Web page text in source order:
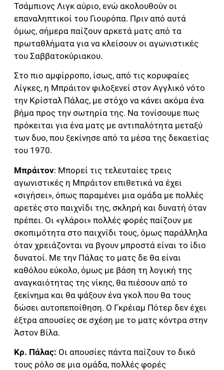
Τσάμπιονς Λιγκ αύριο, ενώ ακολουθούν οι
επαναληπτικοί του Γιουρόπα. Πριν από αυτά
όμως, σήμερα παίζουν αρκετά ματς από τα
πρωταθλήματα για να κλείσουν οι αγωνιστικές
του Σαββατοκύριακου.
Στο πιο αμφίρροπο, ίσως, από τις κορυφαίες
Λίγκες, η Μπράιτον φιλοξενεί στον Αγγλικό νότο
την Κρίσταλ Πάλας, με στόχο να κάνει ακόμα ένα
βήμα προς την σωτηρία της. Να τονίσουμε πως
πρόκειται για ένα ματς με αντιπαλότητα μεταξύ
των δυο, που ξεκίνησε από τα μέσα της δεκαετίας
του 1970.
Μπράιτον: Μπορεί τις τελευταίες τρεις
αγωνιστικές η Μπράιτον επιθετικά να έχει
«σιγήσει», όπως παραμένει μια ομάδα με πολλές
αρετές στο παιχνίδι της, σκληρή και δυνατή όταν
πρέπει. Οι «γλάροι» πολλές φορές παίζουν με
σκοπιμότητα στο παιχνίδι τους, όμως παράλληλα
όταν χρειάζονται να βγουν μπροστά είναι το ίδιο
δυνατοί. Με την Πάλας το ματς δε θα είναι
καθόλου εύκολο, όμως με βάση τη λογική της
αναγκαιότητας της νίκης, θα πιέσουν από το
ξεκίνημα και θα ψάξουν ένα γκολ που θα τους
δώσει αυτοπεποίθηση. Ο Γκρέιαμ Πότερ δεν έχει
έξτρα απουσίες σε σχέση με το ματς κόντρα στην
Άστον Βίλα.
Κρ. Πάλας: Οι απουσίες πάντα παίζουν το δικό
τους ρόλο σε μια ομάδα, πολλές φορές